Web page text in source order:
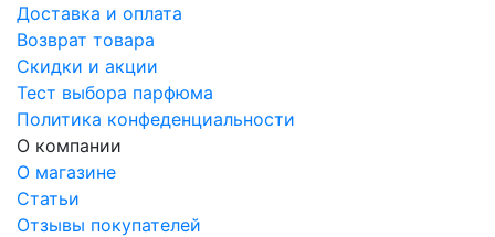
Доставка и оплата
Возврат товара
Скидки и акции
Тест выбора парфюма
Политика конфеденциальности
О компании
О магазине
Статьи
Отзывы покупателей